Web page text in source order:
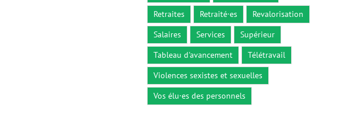
Retraites
Retraité·es
Revalorisation
Salaires
Services
Supérieur
Tableau d'avancement
Télétravail
Violences sexistes et sexuelles
Vos élu·es des personnels